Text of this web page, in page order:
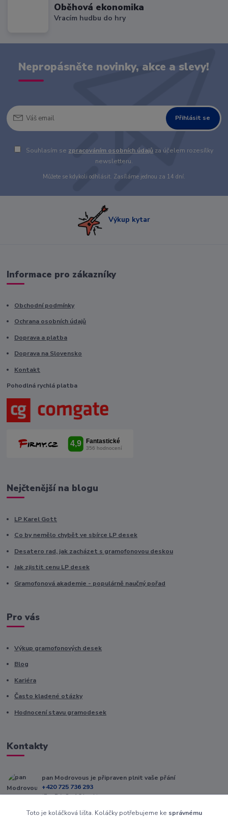
Oběhová ekonomika
Vracím hudbu do hry
Nepropásněte novinky, akce a slevy!
Přihlásit se
Souhlasím se zpracováním osobních údajů za účelem rozesílky
newsletteru.
Můžete se kdykoli odhlásit. Zasíláme jednou za 14 dní.
Výkup kytar
Informace pro zákazníky
Obchodní podmínky
Ochrana osobních údajů
Doprava a platba
Doprava na Slovensko
Kontakt
Pohodlná rychlá platba
Nejčtenější na blogu
LP Karel Gott
Co by nemělo chybět ve sbírce LP desek
Desatero rad, jak zacházet s gramofonovou deskou
Jak zjistit cenu LP desek
Gramofonová akademie - populárně naučný pořad
Pro vás
Výkup gramofonových desek
Blog
Kariéra
Často kladené otázky
Hodnocení stavu gramodesek
Kontakty
pan Modrovous je připraven plnit vaše přání
+420 725 736 293
(Po-Pá, 8 - 16 hod.)
Toto je koláčková lišta. Koláčky potřebujeme ke správnému